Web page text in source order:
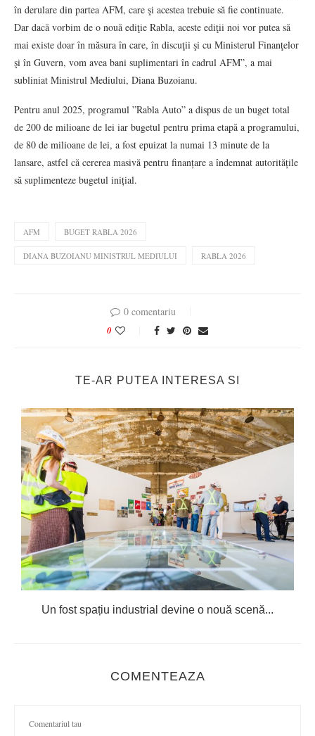
în derulare din partea AFM, care şi acestea trebuie să fie continuate.
Dar dacă vorbim de o nouă ediţie Rabla, aceste ediţii noi vor putea să
mai existe doar în măsura în care, în discuţii şi cu Ministerul Finanţelor
şi în Guvern, vom avea bani suplimentari în cadrul AFM”, a mai
subliniat Ministrul Mediului, Diana Buzoianu.
Pentru anul 2025, programul ”Rabla Auto” a dispus de un buget total
de 200 de milioane de lei iar bugetul pentru prima etapă a programului,
de 80 de milioane de lei, a fost epuizat la numai 13 minute de la
lansare, astfel că cererea masivă pentru finanțare a îndemnat autoritățile
să suplimenteze bugetul inițial.
AFM BUGET RABLA 2026
DIANA BUZOIANU MINISTRUL MEDIULUI RABLA 2026
0 comentariu
0
TE-AR PUTEA INTERESA SI
Un fost spațiu industrial devine o nouă scenă...
COMENTEAZA